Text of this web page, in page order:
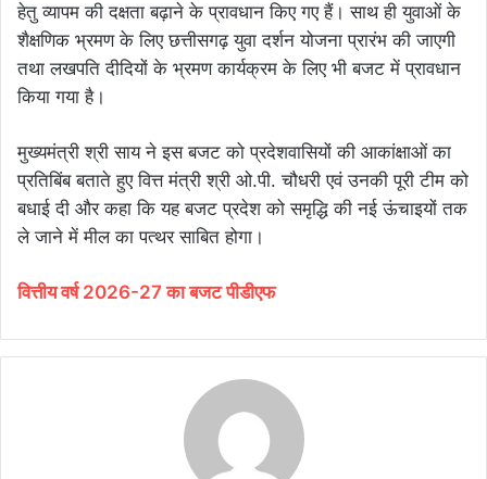
हेतु व्यापम की दक्षता बढ़ाने के प्रावधान किए गए हैं। साथ ही युवाओं के
शैक्षणिक भ्रमण के लिए छत्तीसगढ़ युवा दर्शन योजना प्रारंभ की जाएगी
तथा लखपति दीदियों के भ्रमण कार्यक्रम के लिए भी बजट में प्रावधान
किया गया है।
मुख्यमंत्री श्री साय ने इस बजट को प्रदेशवासियों की आकांक्षाओं का
प्रतिबिंब बताते हुए वित्त मंत्री श्री ओ.पी. चौधरी एवं उनकी पूरी टीम को
बधाई दी और कहा कि यह बजट प्रदेश को समृद्धि की नई ऊंचाइयों तक
ले जाने में मील का पत्थर साबित होगा।
वित्तीय वर्ष 2026-27 का बजट पीडीएफ